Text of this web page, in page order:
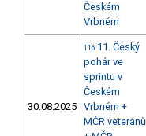
Českém
Vrbném
30.08.2025
116 11. Český
pohár ve
sprintu v
Českém
Vrbném +
MČR veteránů